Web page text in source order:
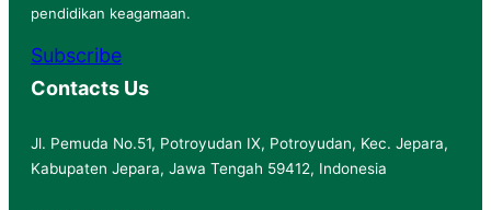
pendidikan keagamaan.
Subscribe
Contacts Us
Jl. Pemuda No.51, Potroyudan IX, Potroyudan, Kec. Jepara,
Kabupaten Jepara, Jawa Tengah 59412, Indonesia